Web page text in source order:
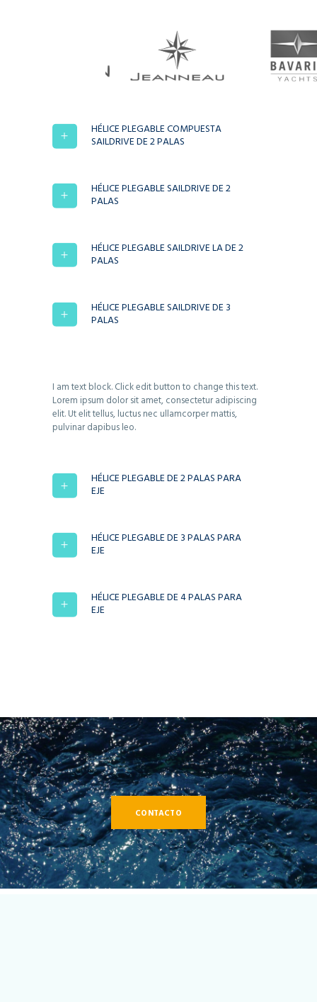
HÉLICE PLEGABLE COMPUESTA
SAILDRIVE DE 2 PALAS
HÉLICE PLEGABLE SAILDRIVE DE 2
PALAS
HÉLICE PLEGABLE SAILDRIVE LA DE 2
PALAS
HÉLICE PLEGABLE SAILDRIVE DE 3
PALAS
I am text block. Click edit button to change this text.
Lorem ipsum dolor sit amet, consectetur adipiscing
elit. Ut elit tellus, luctus nec ullamcorper mattis,
pulvinar dapibus leo.
HÉLICE PLEGABLE DE 2 PALAS PARA
EJE
HÉLICE PLEGABLE DE 3 PALAS PARA
EJE
HÉLICE PLEGABLE DE 4 PALAS PARA
EJE
CONTACTO